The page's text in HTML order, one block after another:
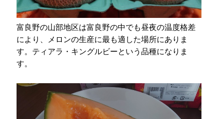
富良野の山部地区は富良野の中でも昼夜の温度格差
により、メロンの生産に最も適した場所にありま
す。ティアラ・キングルビーという品種になりま
す。